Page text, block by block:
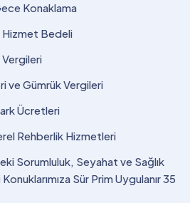
Konaklama
Hizmet Bedeli
ve Gümrük Vergileri
Ücretleri
Rehberlik Hizmetleri
Sorumluluk, Seyahat ve Sağlık
Sür Prim Uygulanır 35